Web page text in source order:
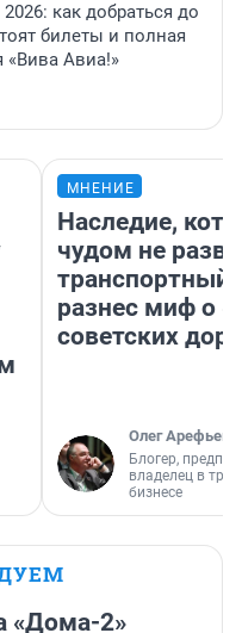
как добраться до
билеты и полная
«Вива Авиа!»
МНЕНИЕ
Наследие,
чудом не
транспортный
разнес миф о
советских
Олег Арефьев
Блогер,
владелец в
бизнесе
«Дома-2»